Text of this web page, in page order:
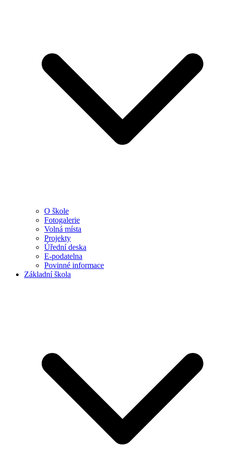
O škole
Fotogalerie
Volná místa
Projekty
Úřední deska
E-podatelna
Povinné informace
Základní škola